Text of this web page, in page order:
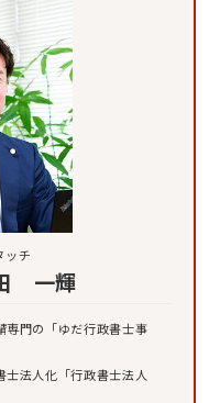
ッチ
一輝
専門の「ゆだ行政書士事
士法人化「行政書士法人